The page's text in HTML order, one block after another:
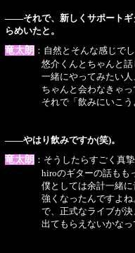
――それで、新しくサポートギ
らめいたと。
竜太朗 ：自然とそんな感じで
悠介くんとちゃんと話し
一緒にやってみたい人、
ちゃんと会わなきゃって
それで「飲みにいこうよ
――やはり飲みですか(笑)。
竜太朗 ：そうしたらすごく真
hiroのギターの話ももっと
僕としては余計一緒に音
強くなったんですよね
で、正式なライブが決ま
出てもらえないかなって